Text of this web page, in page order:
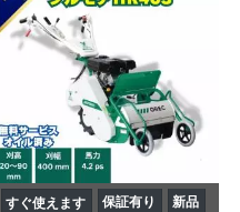
すぐ使えます 保証有り 新品